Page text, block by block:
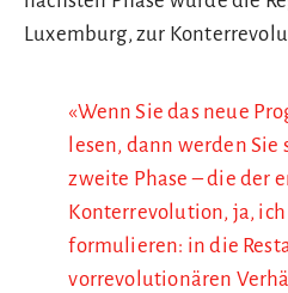
Luxemburg, zur
«Wenn Sie das neue
lesen, dann werden Sie
zweite Phase – die der
Konterrevolution, ja, ich
formulieren: in die
vorrevolutionären